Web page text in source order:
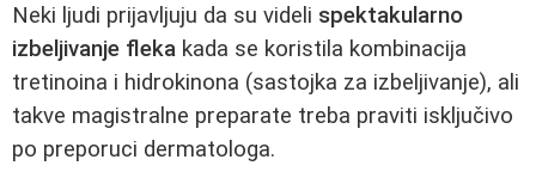
Neki ljudi prijavljuju da su videli spektakularno
izbeljivanje fleka kada se koristila kombinacija
tretinoina i hidrokinona (sastojka za izbeljivanje), ali
takve magistralne preparate treba praviti isključivo
po preporuci dermatologa.